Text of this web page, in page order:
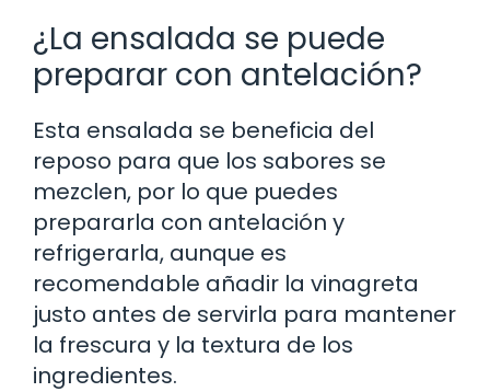
¿La ensalada se puede
preparar con antelación?
Esta ensalada se beneficia del
reposo para que los sabores se
mezclen, por lo que puedes
prepararla con antelación y
refrigerarla, aunque es
recomendable añadir la vinagreta
justo antes de servirla para mantener
la frescura y la textura de los
ingredientes.